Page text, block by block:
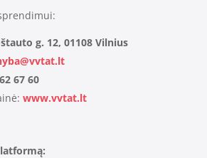
g. 12, 01108 Vilnius
67 60
www.vvtat.lt